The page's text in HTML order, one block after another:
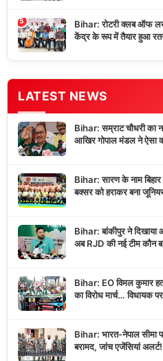
5
Bihar: रोटरी क्लब ऑफ
केंद्र के रूप में तैयार हुआ रतन
LATEST NEWS
Bihar: सम्राट चौधरी का
आखिर गोपाल मंडल ने ऐसा
Bihar: सारण के नाम
बक्सर को हराकर बना
Bihar: बांकीपुर ने दिखाया
अब RJD की नई टीम कौन
Bihar: EO विमल कुमार
का विरोध मार्च… विधायक
Bihar: भारत-नेपाल सीमा
बरामद, जांच एजेंसियां अलर्ट!